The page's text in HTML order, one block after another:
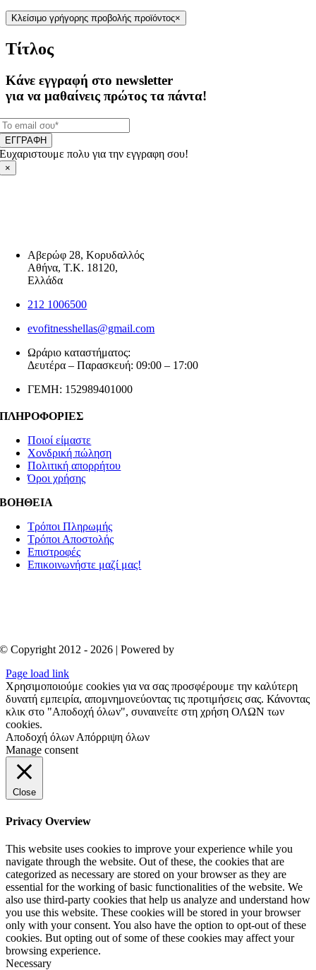
Κλείσιμο γρήγορης προβολής προϊόντος×
Τίτλος
Κάνε εγγραφή στο newsletter
για να μαθαίνεις πρώτος τα πάντα!
ΕΓΓΡΑΦΗ
Ευχαριστουμε πολυ για την εγγραφη σου!
×
Αβερώφ 28, Κορυδαλλός
Αθήνα, Τ.Κ. 18120,
Ελλάδα
212 1006500
evofitnesshellas@gmail.com
Ωράριο καταστήματος:
Δευτέρα – Παρασκευή: 09:00 – 17:00
ΓΕΜΗ: 152989401000
ΠΛΗΡΟΦΟΡΙΕΣ
Ποιοί είμαστε
Χονδρική πώληση
Πολιτική απορρήτου
Όροι χρήσης
ΒΟΗΘΕΙΑ
Τρόποι Πληρωμής
Τρόποι Αποστολής
Επιστροφές
Επικοινωνήστε μαζί μας!
© Copyright 2012 - 2026 | Powered by
Page load link
Χρησιμοποιούμε cookies για να σας προσφέρουμε την καλύτερη
δυνατή εμπειρία, απομνημονεύοντας τις προτιμήσεις σας. Κάνοντας
κλικ στο "Αποδοχή όλων", συναινείτε στη χρήση ΟΛΩΝ των
cookies.
Αποδοχή όλων Απόρριψη όλων
Manage consent
Close
Privacy Overview
This website uses cookies to improve your experience while you
navigate through the website. Out of these, the cookies that are
categorized as necessary are stored on your browser as they are
essential for the working of basic functionalities of the website. We
also use third-party cookies that help us analyze and understand how
you use this website. These cookies will be stored in your browser
only with your consent. You also have the option to opt-out of these
cookies. But opting out of some of these cookies may affect your
browsing experience.
Necessary